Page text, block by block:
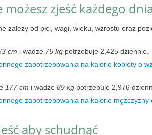
możesz zjeść każdego
zależy od płci, wagi, wieku, wzrostu oraz
cm i wadze 75 kg potrzebuje 2,425 dziennie.
zapotrzebowania na kalorie kobiety o
177 cm i wadze 89 kg potrzebuje 2,976
zapotrzebowania na kalorie mężczyzny
aby schudnąć